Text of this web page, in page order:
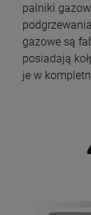
palniki
gazowe są
posiadają
je w